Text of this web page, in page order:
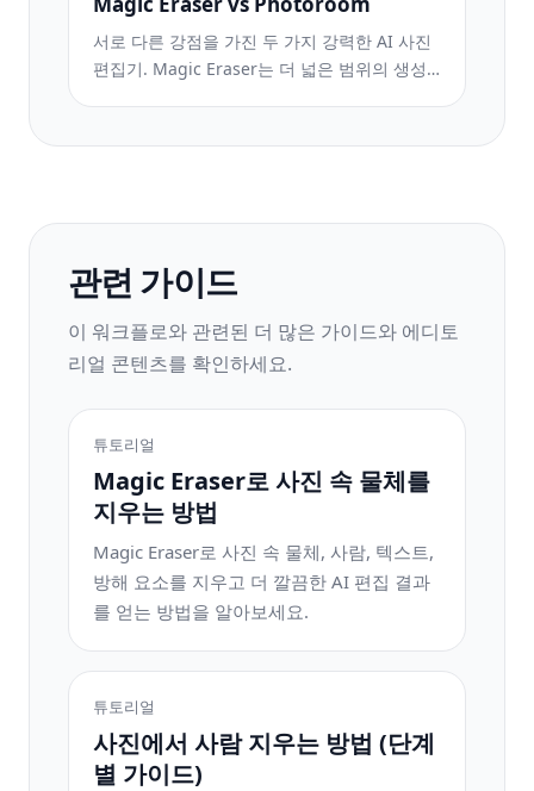
서로 다른 강점을 가진 두 가지 강력한 AI 사진
편집기. Magic Eraser는 더 넓은 범위의 생성
것이 내 워크플로우에 맞는지 확인해 보세요.
관련 가이드
이 워크플로와 관련된 더 많은 가이드와 에디토
리얼 콘텐츠를 확인하세요.
튜토리얼
Magic Eraser로 사진 속 물체를
지우는 방법
Magic Eraser로 사진 속 물체, 사람, 텍스트,
방해 요소를 지우고 더 깔끔한 AI 편집 결과
를 얻는 방법을 알아보세요.
튜토리얼
사진에서 사람 지우는 방법 (단계
별 가이드)